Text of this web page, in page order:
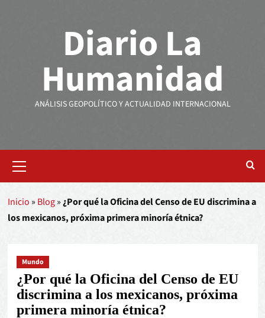
Diario La
Humanidad
ANÁLISIS GEOPOLÍTICO Y ACTUALIDAD INTERNACIONAL
Inicio » Blog»¿Por qué la Oficina del Censo de EU discrimina a
los mexicanos, próxima primera minoría étnica?
Mundo
¿Por qué la Oficina del Censo de EU
discrimina a los mexicanos, próxima
primera minoría étnica?